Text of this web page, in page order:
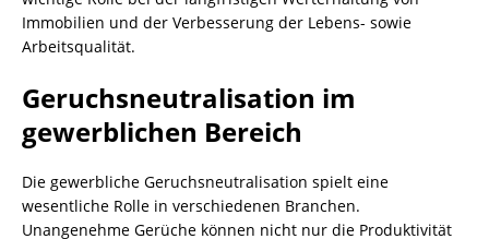
Immobilien und der Verbesserung der Lebens- sowie
Arbeitsqualität.
Geruchsneutralisation im
gewerblichen Bereich
Die gewerbliche Geruchsneutralisation spielt eine
wesentliche Rolle in verschiedenen Branchen.
Unangenehme Gerüche können nicht nur die Produktivität